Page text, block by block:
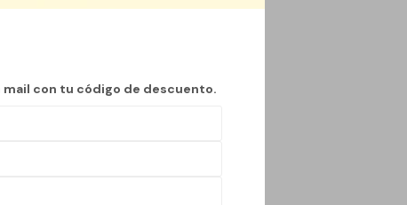
mail con tu código de descuento.